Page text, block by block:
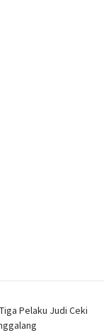
Pelaku Judi Ceki